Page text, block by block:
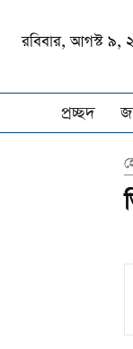
রবিবার, আগস্ট ৯,
প্রচ্ছদ